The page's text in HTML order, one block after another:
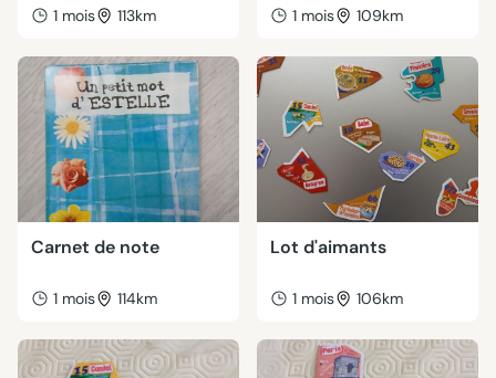
1 mois 113km 1 mois 109km
Carnet de note
1 mois 114km
Lot d'aimants
1 mois 106km